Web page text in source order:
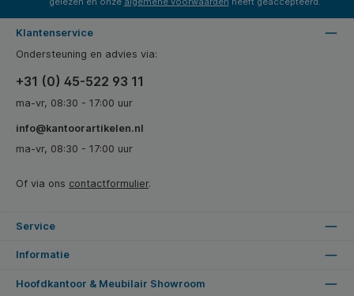
Klantenservice
Ondersteuning en advies via:
+31 (0) 45-522 93 11
ma-vr, 08:30 - 17:00 uur
info@kantoorartikelen.nl
ma-vr, 08:30 - 17:00 uur
Of via ons contactformulier.
Service
Informatie
Hoofdkantoor & Meubilair Showroom